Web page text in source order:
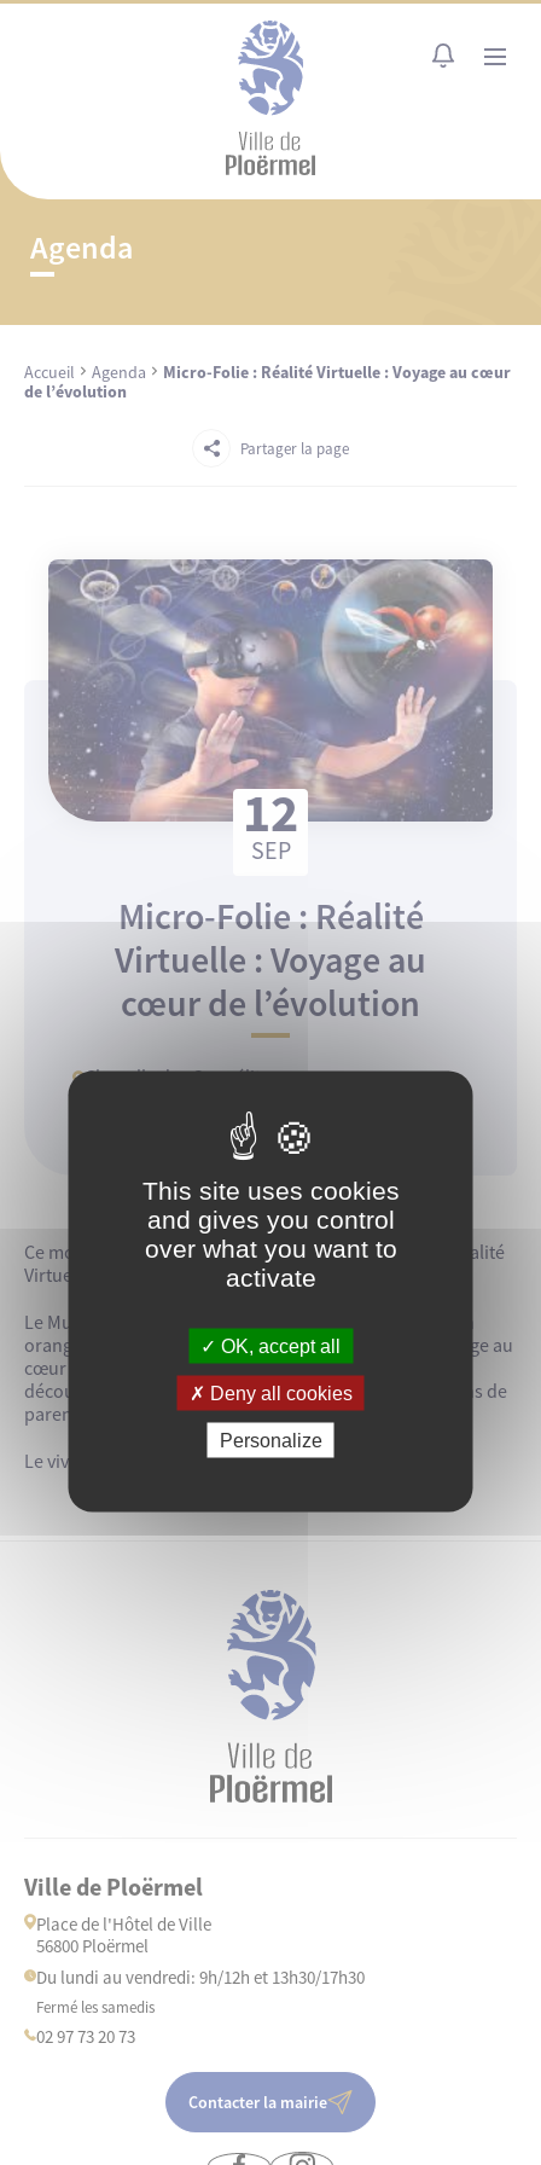
Agenda
Accueil Agenda
Micro-Folie : Réalité Virtuelle : Voyage au cœur
de l’évolution
Partager la page
12
SEP
Micro-Folie : Réalité
Virtuelle : Voyage au
cœur de l’évolution
Chapelle des Carmélites
En continu (à partir de 12 ans)
Ce mois-ci, remontez aux origines de la vie grâce à la Réalité
Virtuelle !
Le Muséum national d’Histoire naturelle et la Fondation
orange vous propose une expérience inédite, un « Voyage au
cœur de l’évolution ». Plongez dans l’histoire du vivant,
découvrez plus de 450 espèces et interrogez les relations de
parenté entre chacune d’elles.
Le vivant n’aura plus de secret pour vous !
Ville de Ploërmel
Place de l'Hôtel de Ville
56800 Ploërmel
Du lundi au vendredi: 9h/12h et 13h30/17h30
Fermé les samedis
02 97 73 20 73
Contacter la mairie
This site uses cookies
and gives you control
over what you want to
activate
OK, accept all
Deny all cookies
Personalize